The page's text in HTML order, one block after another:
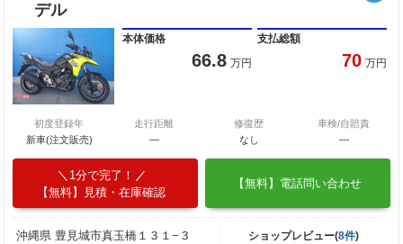
デル
本体価格
66.8 万円
支払総額
70 万円
初度登録年
新車(注文販売)
走行距離
―
修復歴
なし
車検/自賠責
―
1分で完了！
【無料】見積・在庫確認
【無料】電話問い合わせ
沖縄県 豊見城市真玉橋１３１−３
ショップレビュー(8件)